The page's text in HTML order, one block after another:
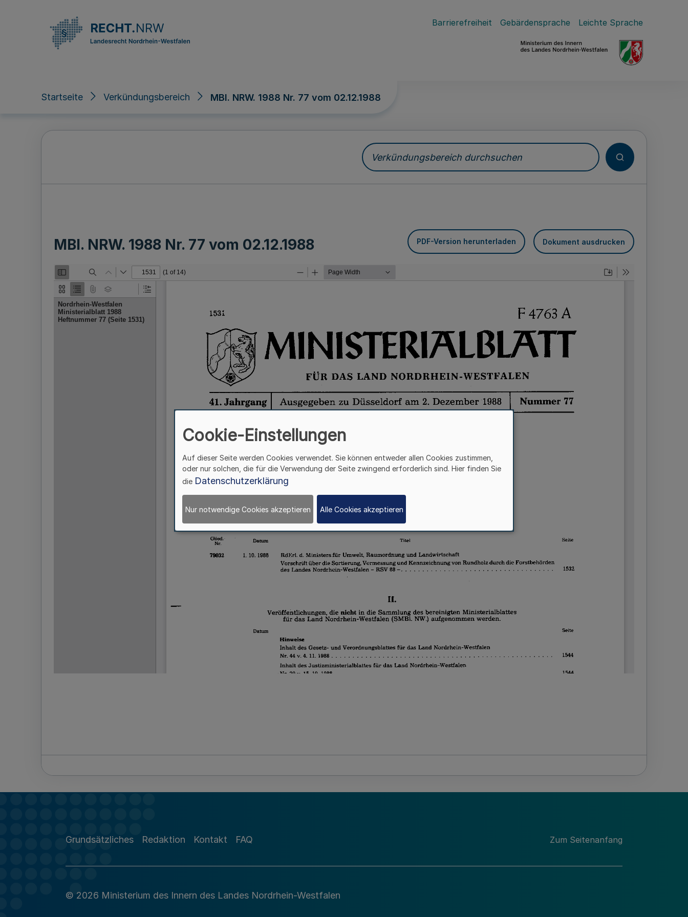
Barrierefreiheit Gebärdensprache Leichte Sprache
Startseite Verkündungsbereich MBl. NRW. 1988 Nr. 77 vom 02.12.1988
Verkündungsbereich durchsuchen
MBl. NRW. 1988 Nr. 77 vom 02.12.1988 PDF-Version herunterladen Dokument ausdrucken
Grundsätzliches Redaktion Kontakt FAQ Zum Seitenanfang
© 2026 Ministerium des Innern des Landes Nordrhein-Westfalen
Cookie-Einstellungen
Auf dieser Seite werden Cookies verwendet. Sie können entweder allen Cookies zustimmen,
oder nur solchen, die für die Verwendung der Seite zwingend erforderlich sind. Hier finden Sie
die Datenschutzerklärung
Nur notwendige Cookies akzeptieren Alle Cookies akzeptieren